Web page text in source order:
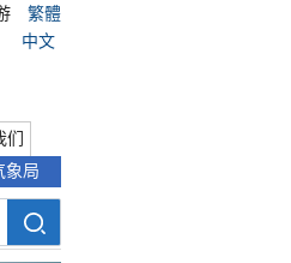
繁體
中文
象局